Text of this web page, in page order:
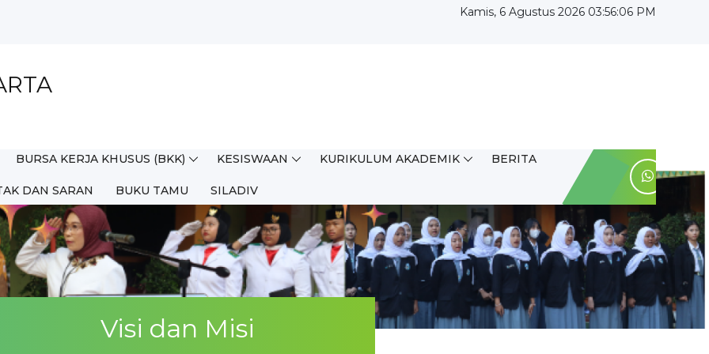
2...
2025...
Kamis, 6 Agustus 2026 03:56:06 PM
BURSA KERJA KHUSUS (BKK) KESISWAAN KURIKULUM AKADEMIK BERITA
DAN SARAN BUKU TAMU SILADIV
Visi dan Misi